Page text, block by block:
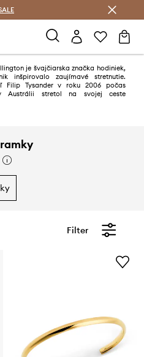
Club >
je švajčiarska značka hodiniek,
inšpirovalo zaujímavé stretnutie.
Filip Tysander v roku 2006 počas
Austrálii stretol na svojej ceste
Filter